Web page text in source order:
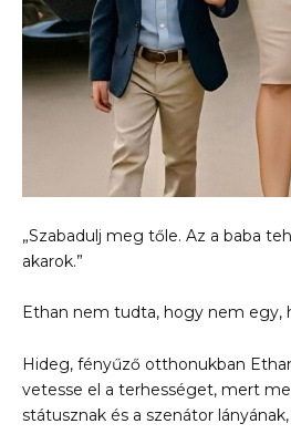
„Szabadulj meg tőle. Az a baba
akarok.”
Ethan nem tudta, hogy nem egy,
Hideg, fényűző otthonukban
vetesse el a terhességet, mert
státusznak és a szenátor